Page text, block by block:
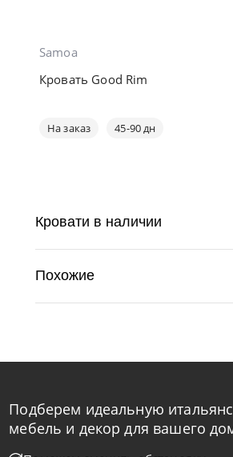
Samoa
Кровать Good Rim
На заказ 45-90 дн
Samoa
Кровати в наличии
Похожие
Подберем идеальную
мебель и декор для вашего